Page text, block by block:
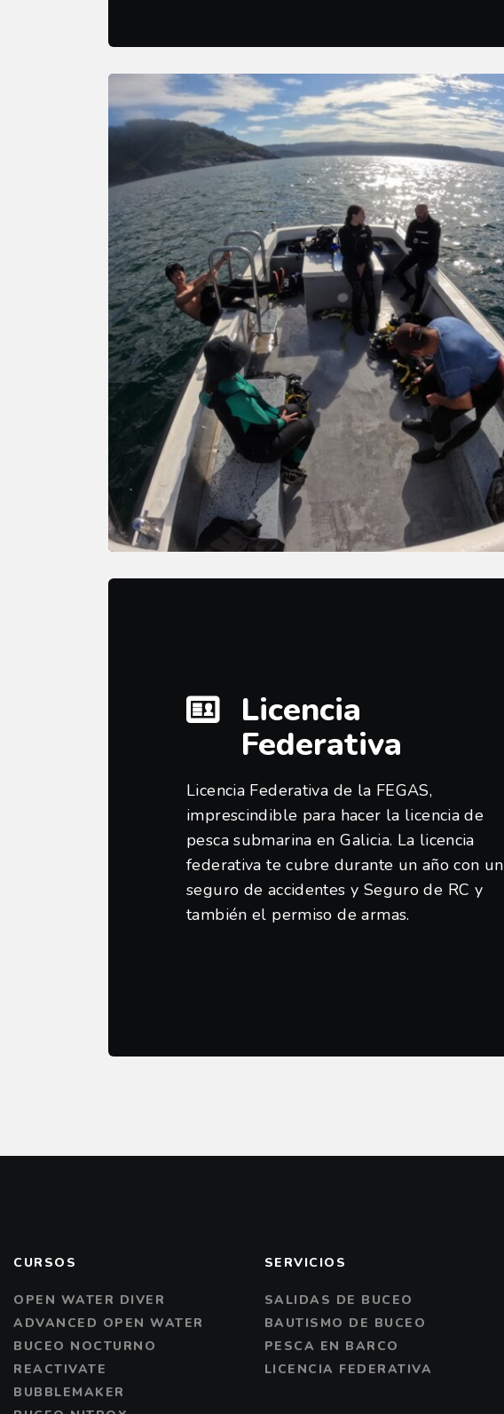
Licencia
Federativa
Licencia Federativa de la FEGAS,
imprescindible para hacer la licencia de
pesca submarina en Galicia. La licencia
federativa te cubre durante un año con un
seguro de accidentes y Seguro de RC y
también el permiso de armas.
CURSOS
OPEN WATER DIVER
ADVANCED OPEN WATER
BUCEO NOCTURNO
REACTIVATE
BUBBLEMAKER
SERVICIOS
SALIDAS DE BUCEO
BAUTISMO DE BUCEO
PESCA EN BARCO
LICENCIA FEDERATIVA